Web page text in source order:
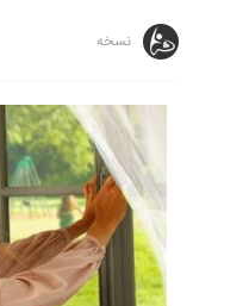
نسخه